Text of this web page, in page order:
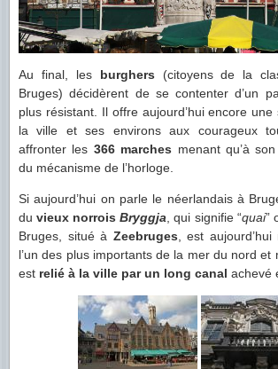
Au final, les burghers (citoyens de la
Bruges) décidèrent de se contenter d’un
plus résistant. Il offre aujourd’hui encore
la ville et ses environs aux courageux
affronter les 366 marches menant qu’à
du mécanisme de l’horloge.
Si aujourd’hui on parle le néerlandais à
duvieux norroisBryggja, qui signifie “quai”
Bruges, situé à Zeebruges, est
l’un des plus importants de la mer du nord et
est relié à la ville par un long canal achevé